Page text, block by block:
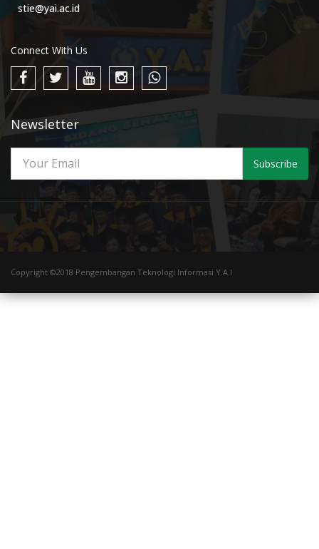
stie@yai.ac.id
Connect With Us
Newsletter
Subscribe
Copyright ©2018 Pengembangan Teknologi Informasi Y.A.I